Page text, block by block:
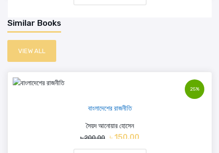
Similar Books
VIEW ALL
25%
বাংলাদেশের রাজনীতি
সৈয়দ আনোয়ার হোসেন
৳ 200.00 ৳ 150.00